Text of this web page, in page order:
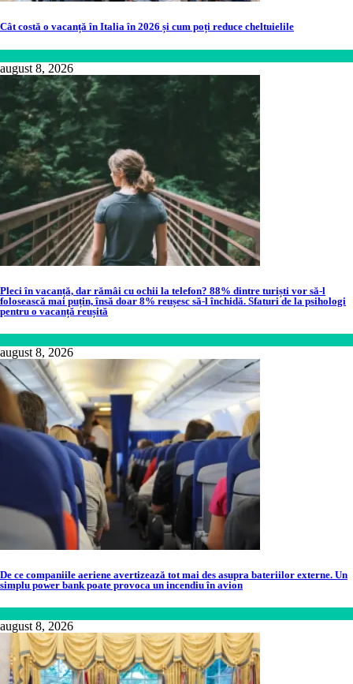
Cât costă o vacanță în Italia în 2026 și cum poți reduce cheltuielile
august 8, 2026
Pleci în vacanță, dar rămâi cu ochii la telefon? 88% dintre turiști vor să-l
folosească mai puțin, însă doar 8% reușesc să-l închidă. Sfaturi de la psihologi
pentru o vacanță reușită
august 8, 2026
De ce companiile aeriene avertizează tot mai des asupra bateriilor externe. Un
simplu power bank poate provoca un incendiu în avion
august 8, 2026